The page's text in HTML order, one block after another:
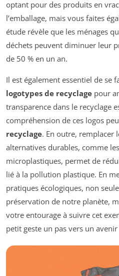
optant pour des produits en
l’emballage, mais vous faites
étude révèle que les ménages
déchets peuvent diminuer leur
de 50 % en un an.
Il est également essentiel de se
logotypes de recyclage pour
transparence dans le recyclage
compréhension de ces logos
recyclage. En outre, remplacer
alternatives durables, comme
microplastiques, permet de
lié à la pollution plastique. En
pratiques écologiques, non
préservation de notre planète,
votre entourage à suivre cet
petit geste un pas vers un